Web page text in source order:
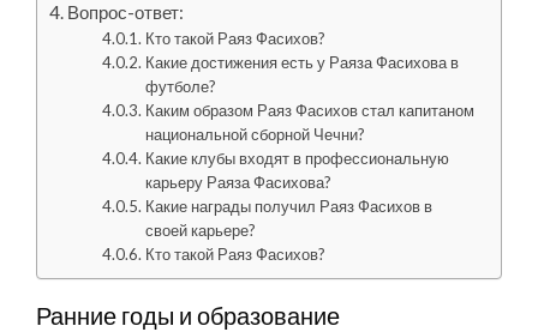
Вопрос-ответ:
Кто такой Раяз Фасихов?
Какие достижения есть у Раяза Фасихова в
футболе?
Каким образом Раяз Фасихов стал капитаном
национальной сборной Чечни?
Какие клубы входят в профессиональную
карьеру Раяза Фасихова?
Какие награды получил Раяз Фасихов в
своей карьере?
Кто такой Раяз Фасихов?
Ранние годы и образование